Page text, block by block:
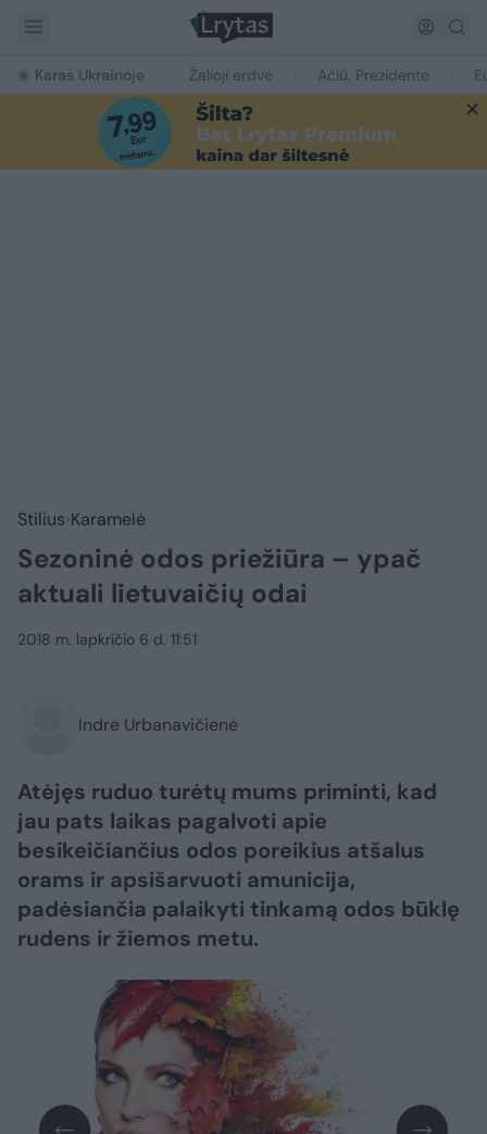
Karas Ukrainoje Žalioji erdvė Ačiū, Prezidente
Stilius Karamelė
Sezoninė odos priežiūra – ypač
aktuali lietuvaičių odai
2018 m. lapkričio 6 d. 11:51
Indrė Urbanavičienė
Atėjęs ruduo turėtų mums priminti, kad
jau pats laikas pagalvoti apie
besikeičiančius odos poreikius atšalus
orams ir apsišarvuoti amunicija,
padėsiančia palaikyti tinkamą odos būklę
rudens ir žiemos metu.